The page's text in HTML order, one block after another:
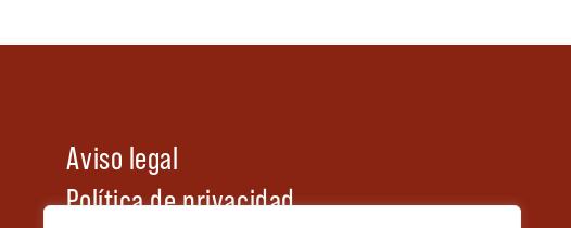
Aviso legal
Política de privacidad